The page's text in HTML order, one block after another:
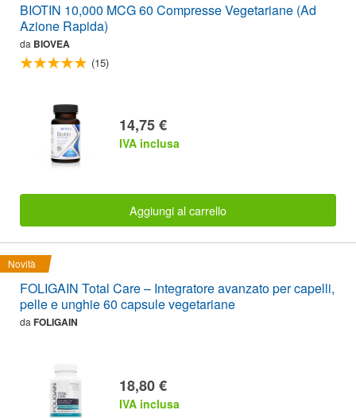
BIOTIN 10,000 MCG 60 Compresse Vegetariane (Ad
Azione Rapida)
da BIOVEA
(15)
14,75 €
IVA inclusa
Aggiungi al carrello
Novità
FOLIGAIN Total Care – Integratore avanzato per capelli,
pelle e unghie 60 capsule vegetariane
da FOLIGAIN
18,80 €
IVA inclusa